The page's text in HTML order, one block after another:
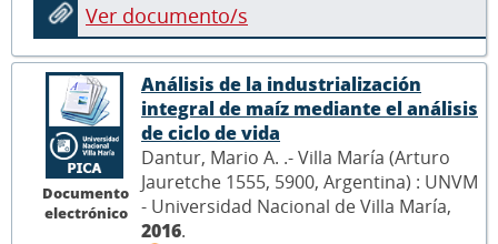
Ver documento/s
Documento
electrónico
Análisis de la industrialización
integral de maíz mediante el análisis
de ciclo de vida
Dantur, Mario A. .- Villa María (Arturo
Jauretche 1555, 5900, Argentina) : UNVM
- Universidad Nacional de Villa María,
2016.